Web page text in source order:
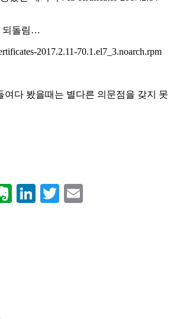
되돌림…
2017.2.11-70.1.el7_3.noarch.rpm
여다 봤을때는 별다른 의문점을 갖지 못
Evernote
LinkedIn
Twitter